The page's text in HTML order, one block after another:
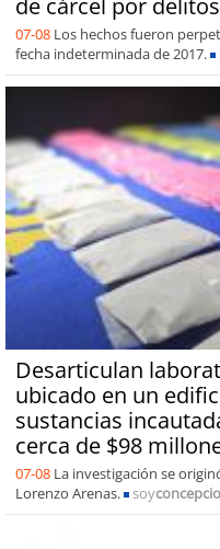
de cárcel por
07-08 Los hechos fueron
fecha indeterminada de 2017.
Desarticulan
ubicado en un
sustancias
cerca de $98
07-08 La investigación se
Lorenzo Arenas.
soy